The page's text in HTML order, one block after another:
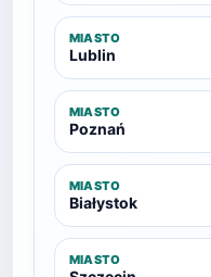
MIASTO
Lublin
MIASTO
Poznań
MIASTO
Białystok
MIASTO